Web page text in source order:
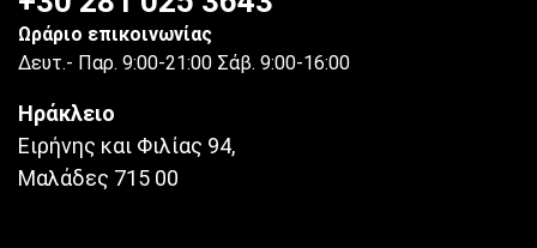
Ωράριο επικοινωνίας
Δευτ.- Παρ. 9:00-21:00 Σάβ. 9:00-16:00
Ηράκλειο
Ειρήνης και Φιλίας 94,
Μαλάδες 715 00